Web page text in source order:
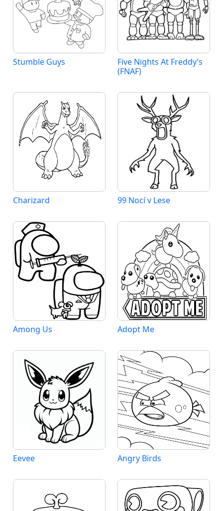
Stumble Guys
Five Nights At Freddy’s
(FNAF)
Charizard 99 Nocí v Lese
Among Us Adopt Me
Eevee Angry Birds